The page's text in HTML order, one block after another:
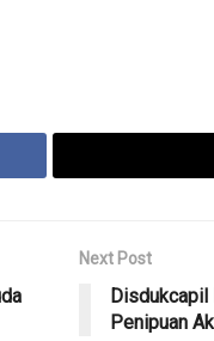
Next Post
Disdukcapil
Penipuan